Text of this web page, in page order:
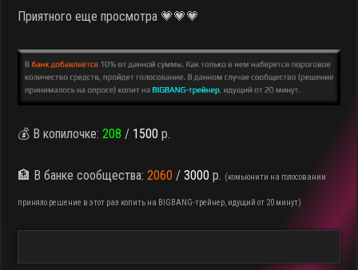
Приятного еще просмотра 💗💗💗
💰 В копилочке:208 / 1500 р.
🏦 В банке сообщества:2060 /3000 р. (комьюнити на голосовании
приняло решение в этот раз копить на BIGBANG-трейнер, идущий от 20 минут)